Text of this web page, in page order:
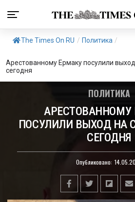
The Times On RU / Политика /
Арестованному Ермаку посулили
сегодня
ПОЛИТИКА
АРЕСТОВАННОМУ
ПОСУЛИЛИ ВЫХОД НА
СЕГОДНЯ
Опубликовано: